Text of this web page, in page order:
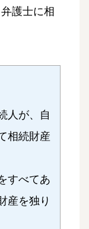
護士に相
人が、自
相続財産
すべてあ
産を独り